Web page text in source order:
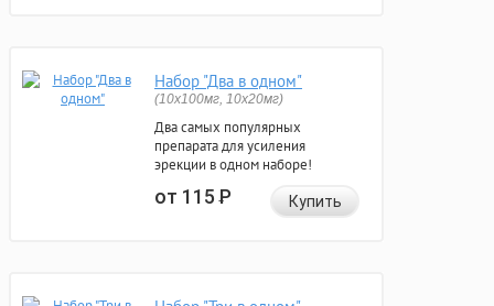
Набор "Два в одном"
(10x100мг, 10x20мг)
Два самых популярных
препарата для усиления
эрекции в одном наборе!
от 115Р Купить